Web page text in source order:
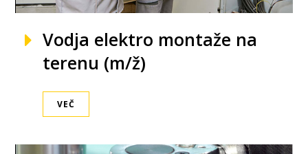
Vodja elektro montaže na
terenu (m/ž)
VEČ